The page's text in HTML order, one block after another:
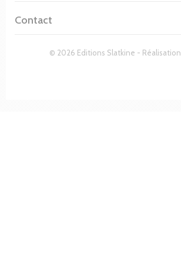
© 2026 Editions Slatkine - Réalisation
Contact